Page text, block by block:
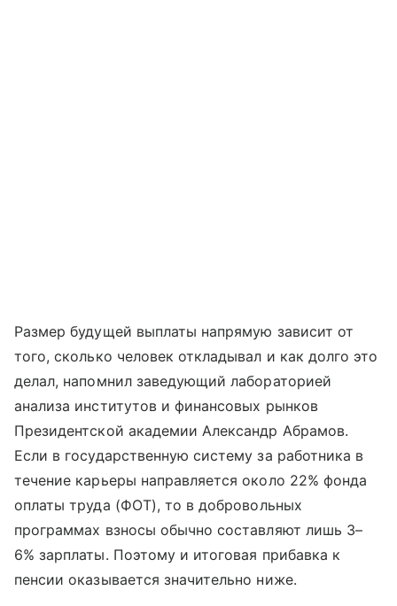
Размер будущей выплаты напрямую зависит от
того, сколько человек откладывал и как долго это
делал, напомнил заведующий лабораторией
анализа институтов и финансовых рынков
Президентской академии Александр Абрамов.
Если в государственную систему за работника в
течение карьеры направляется около 22% фонда
оплаты труда (ФОТ), то в добровольных
программах взносы обычно составляют лишь 3–
6% зарплаты. Поэтому и итоговая прибавка к
пенсии оказывается значительно ниже.